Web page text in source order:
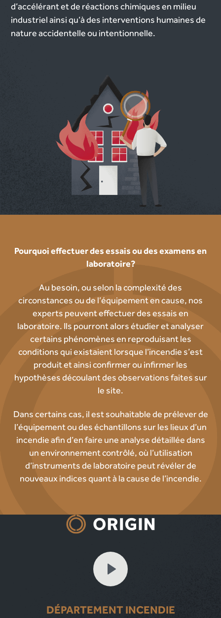
d’accélérant et de réactions chimiques en milieu
industriel ainsi qu’à des interventions humaines de
nature accidentelle ou intentionnelle.
Pourquoi effectuer des essais ou des examens en
laboratoire?
Au besoin, ou selon la complexité des
circonstances ou de l’équipement en cause, nos
experts peuvent effectuer des essais en
laboratoire. Ils pourront alors étudier et analyser
certains phénomènes en reproduisant les
conditions qui existaient lorsque l’incendie s’est
produit et ainsi confirmer ou infirmer les
hypothèses découlant des observations faites sur
le site.
Dans certains cas, il est souhaitable de prélever de
l’équipement ou des échantillons sur les lieux d’un
incendie afin d’en faire une analyse détaillée dans
un environnement contrôlé, où l’utilisation
d’instruments de laboratoire peut révéler de
nouveaux indices quant à la cause de l’incendie.
DÉPARTEMENT INCENDIE